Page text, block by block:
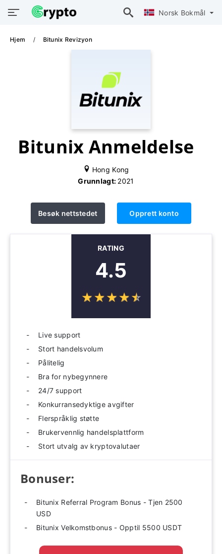
Norsk Bokmål
Hjem Bitunix Revizyon
Bitunix Anmeldelse
Hong Kong
Grunnlagt: 2021
Besøk nettstedet Opprett konto
RATING
4.5
☆☆☆☆☆
★★★★★
Live support
Stort handelsvolum
Pålitelig
Bra for nybegynnere
24/7 support
Konkurransedyktige avgifter
Flerspråklig støtte
Brukervennlig handelsplattform
Stort utvalg av kryptovalutaer
Bonuser:
Bitunix Referral Program Bonus - Tjen 2500
USD
Bitunix Velkomstbonus - Opptil 5500 USDT